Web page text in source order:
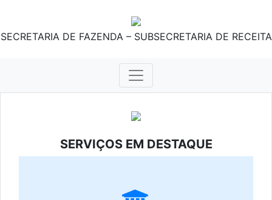
SECRETARIA DE FAZENDA – SUBSECRETARIA DE RECEITA
SERVIÇOS EM DESTAQUE